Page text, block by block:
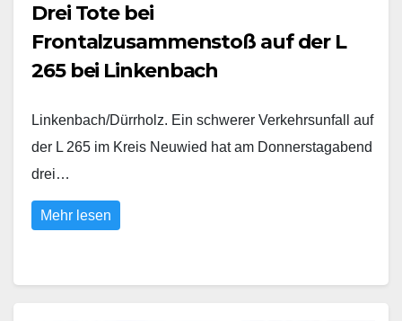
Drei Tote bei
Frontalzusammenstoß auf der L
265 bei Linkenbach
Linkenbach/Dürrholz. Ein schwerer Verkehrsunfall auf
der L 265 im Kreis Neuwied hat am Donnerstagabend
drei…
Mehr lesen